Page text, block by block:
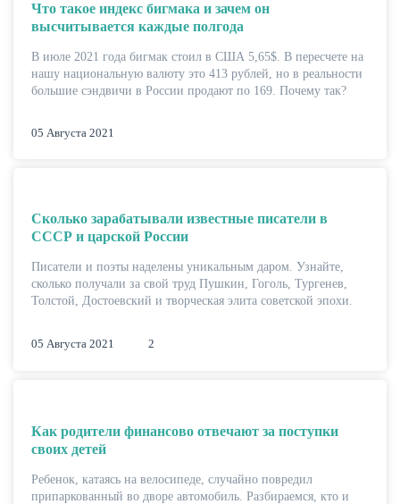
Что такое индекс бигмака и зачем он
высчитывается каждые полгода
В июле 2021 года бигмак стоил в США 5,65$. В пересчете на
нашу национальную валюту это 413 рублей, но в реальности
большие сэндвичи в России продают по 169. Почему так?
05 Августа 2021
Сколько зарабатывали известные писатели в
СССР и царской России
Писатели и поэты наделены уникальным даром. Узнайте,
сколько получали за свой труд Пушкин, Гоголь, Тургенев,
Толстой, Достоевский и творческая элита советской эпохи.
05 Августа 2021 2
Как родители финансово отвечают за поступки
своих детей
Ребенок, катаясь на велосипеде, случайно повредил
припаркованный во дворе автомобиль. Разбираемся, кто и